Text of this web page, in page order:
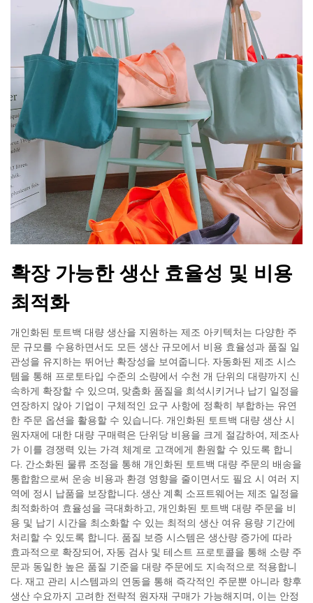
확장 가능한 생산 효율성 및 비용
최적화
개인화된 토트백 대량 생산을 지원하는 제조 아키텍처는 다양한 주
문 규모를 수용하면서도 모든 생산 규모에서 비용 효율성과 품질 일
관성을 유지하는 뛰어난 확장성을 보여줍니다. 자동화된 제조 시스
템을 통해 프로토타입 수준의 소량에서 수천 개 단위의 대량까지 신
속하게 확장할 수 있으며, 맞춤화 품질을 희석시키거나 납기 일정을
연장하지 않아 기업이 구체적인 요구 사항에 정확히 부합하는 유연
한 주문 옵션을 활용할 수 있습니다. 개인화된 토트백 대량 생산 시
원자재에 대한 대량 구매력은 단위당 비용을 크게 절감하여, 제조사
가 이를 경쟁력 있는 가격 체계로 고객에게 환원할 수 있도록 합니
다. 간소화된 물류 조정을 통해 개인화된 토트백 대량 주문의 배송을
통합함으로써 운송 비용과 환경 영향을 줄이면서도 필요 시 여러 지
역에 정시 납품을 보장합니다. 생산 계획 소프트웨어는 제조 일정을
최적화하여 효율성을 극대화하고, 개인화된 토트백 대량 주문을 비
용 및 납기 시간을 최소화할 수 있는 최적의 생산 여유 용량 기간에
처리할 수 있도록 합니다. 품질 보증 시스템은 생산량 증가에 따라
효과적으로 확장되어, 자동 검사 및 테스트 프로토콜을 통해 소량 주
문과 동일한 높은 품질 기준을 대량 주문에도 지속적으로 적용합니
다. 재고 관리 시스템과의 연동을 통해 즉각적인 주문뿐 아니라 향후
생산 수요까지 고려한 전략적 원자재 구매가 가능해지며, 이는 안정